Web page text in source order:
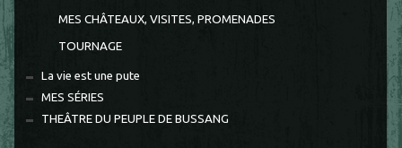
MES CHÂTEAUX, VISITES, PROMENADES
TOURNAGE
La vie est une pute
MES SÉRIES
THEÂTRE DU PEUPLE DE BUSSANG